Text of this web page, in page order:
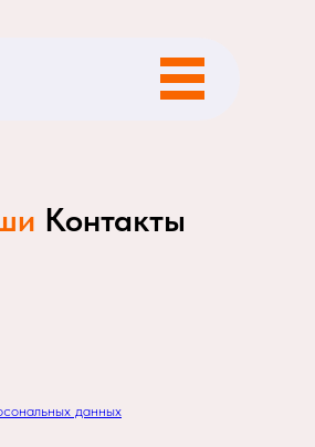
Контакты
данных